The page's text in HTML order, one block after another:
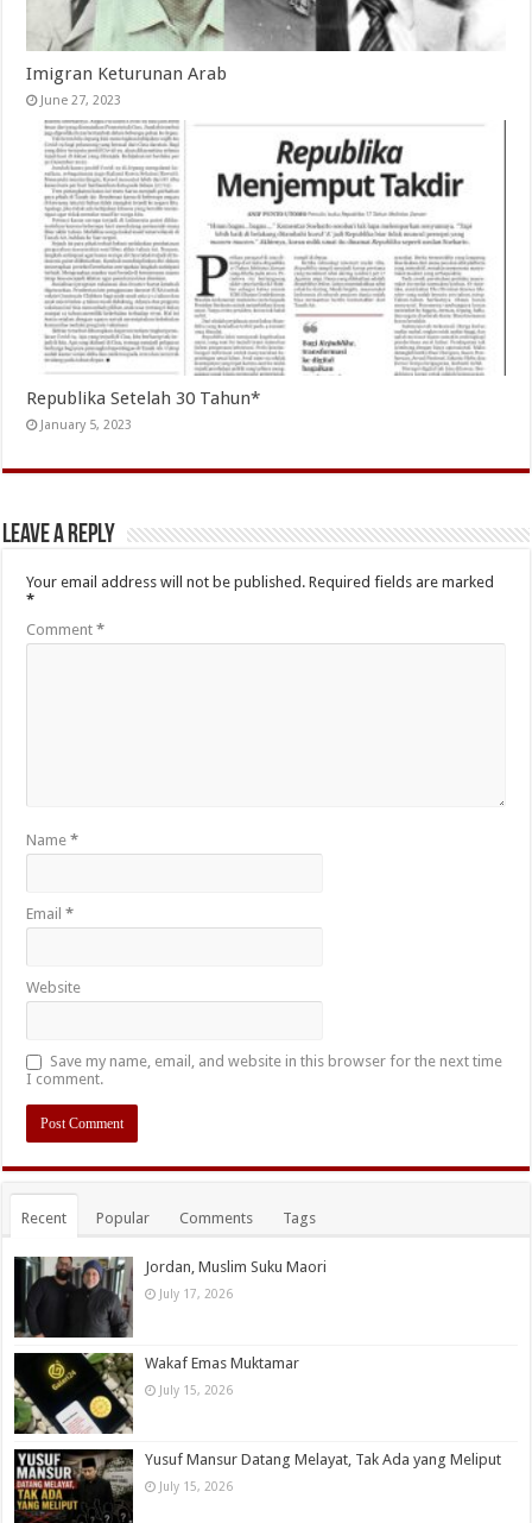
Imigran Keturunan Arab
June 27, 2023
Republika Setelah 30 Tahun*
January 5, 2023
Leave a Reply
Your email address will not be published. Required fields are marked
*
Comment*
Name*
Email*
Website
Save my name, email, and website in this browser for the next time
I comment.
Recent Popular Comments Tags
Jordan, Muslim Suku Maori
July 17, 2026
Wakaf Emas Muktamar
July 15, 2026
Yusuf Mansur Datang Melayat, Tak Ada yang Meliput
July 15, 2026